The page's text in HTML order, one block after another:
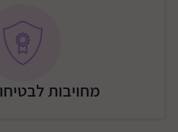
מחויבות